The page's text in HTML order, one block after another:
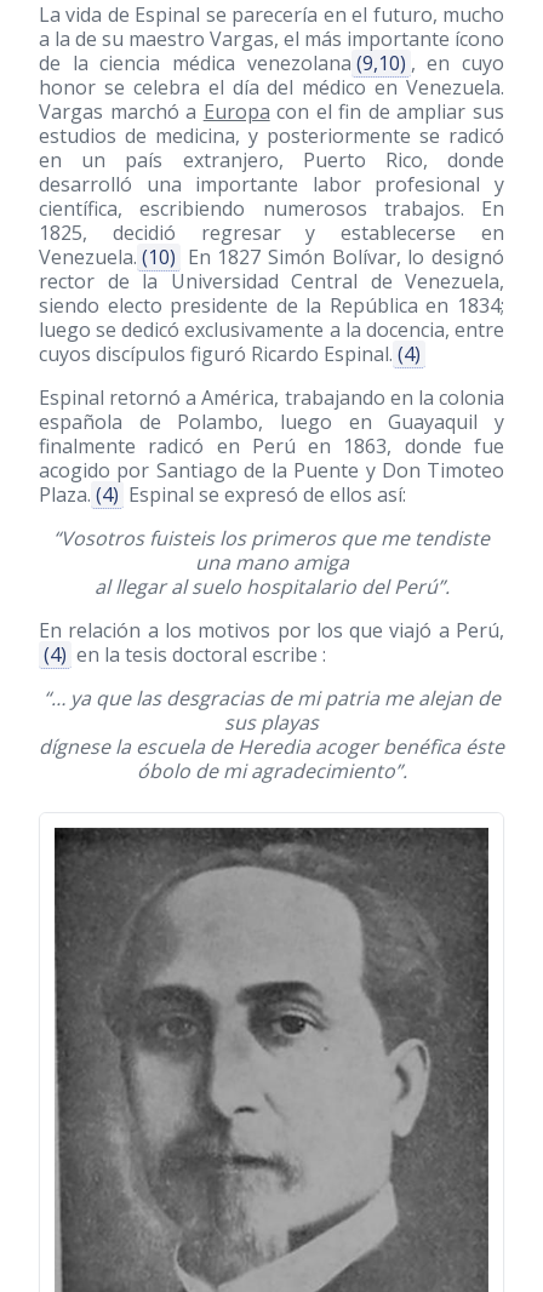
La vida de Espinal se parecería en el futuro, mucho
a la de su maestro Vargas, el más importante ícono
de la ciencia médica venezolana (9,10) , en cuyo
honor se celebra el día del médico en Venezuela.
Vargas marchó a Europa con el fin de ampliar sus
estudios de medicina, y posteriormente se radicó
en un país extranjero, Puerto Rico, donde
desarrolló una importante labor profesional y
científica, escribiendo numerosos trabajos. En
1825, decidió regresar y establecerse en
Venezuela. (10) En 1827 Simón Bolívar, lo designó
rector de la Universidad Central de Venezuela,
siendo electo presidente de la República en 1834;
luego se dedicó exclusivamente a la docencia, entre
cuyos discípulos figuró Ricardo Espinal. (4)
Espinal retornó a América, trabajando en la colonia
española de Polambo, luego en Guayaquil y
finalmente radicó en Perú en 1863, donde fue
acogido por Santiago de la Puente y Don Timoteo
Plaza. (4) Espinal se expresó de ellos así:
“Vosotros fuisteis los primeros que me tendiste
una mano amiga
al llegar al suelo hospitalario del Perú”.
En relación a los motivos por los que viajó a Perú,
(4) en la tesis doctoral escribe :
“… ya que las desgracias de mi patria me alejan de
sus playas
dígnese la escuela de Heredia acoger benéfica éste
óbolo de mi agradecimiento”.